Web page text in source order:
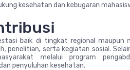
kesehatan dan kebugaran
baik di tingkat regional maupun
penelitian, serta kegiatan sosial.
melalui program
penyuluhan kesehatan.